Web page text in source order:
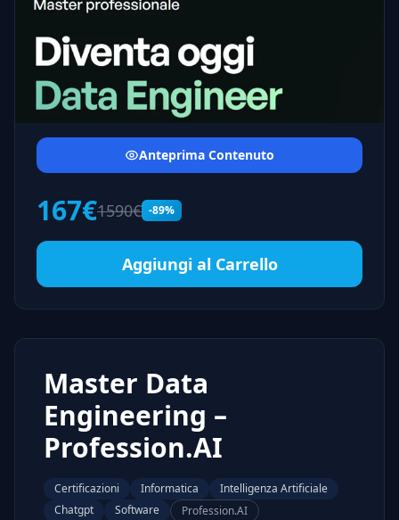
Anteprima Contenuto
167€1590€ -89%
Aggiungi al Carrello
Master Data
Engineering –
Profession.AI
Certificazioni Informatica
Intelligenza Artificiale
Chatgpt
Software Profession.AI